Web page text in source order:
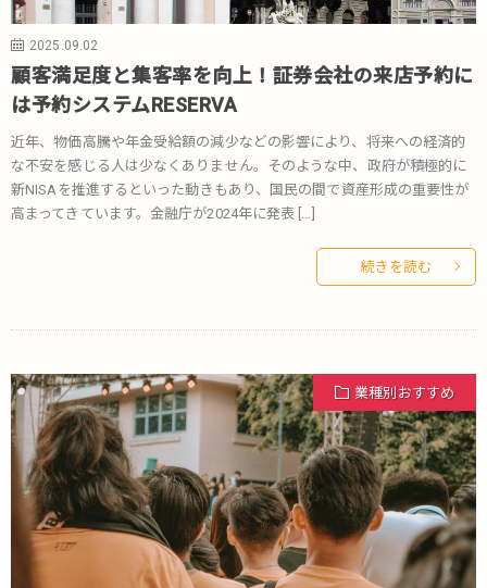
2025.09.02
顧客満足度と集客率を向上！証券会社の来店予約に
は予約システムRESERVA
近年、物価高騰や年金受給額の減少などの影響により、将来への経済的
な不安を感じる人は少なくありません。そのような中、政府が積極的に
新NISAを推進するといった動きもあり、国民の間で資産形成の重要性が
高まってきています。金融庁が2024年に発表 […]
続きを読む
業種別おすすめ